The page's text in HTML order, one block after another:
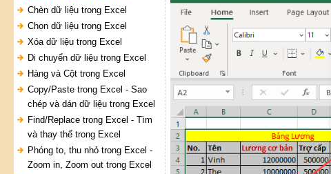
Chèn dữ liệu trong Excel
Chọn dữ liệu trong Excel
Xóa dữ liệu trong Excel
Di chuyển dữ liệu trong Excel
Hàng và Cột trong Excel
Copy/Paste trong Excel - Sao
chép và dán dữ liệu trong Excel
Find/Replace trong Excel - Tìm
và thay thế trong Excel
Phóng to, thu nhỏ trong Excel -
Zoom in, Zoom out trong Excel